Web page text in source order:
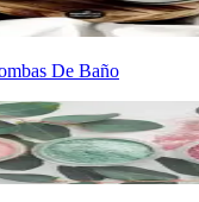
De Baño